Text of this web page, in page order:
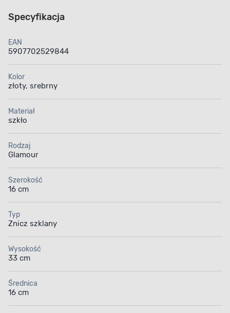
Specyfikacja
EAN
5907702529844
Kolor
złoty, srebrny
Materiał
szkło
Rodzaj
Glamour
Szerokość
16 cm
Typ
Znicz szklany
Wysokość
33 cm
Średnica
16 cm